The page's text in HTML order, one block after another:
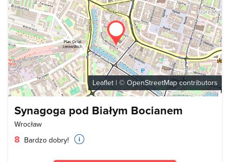
Leaflet | © OpenStreetMapcontributors
Synagoga pod Białym Bocianem
Wrocław
8 Bardzo dobry!